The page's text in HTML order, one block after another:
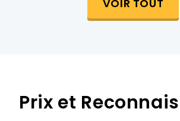
VOIR TOUT
Prix et